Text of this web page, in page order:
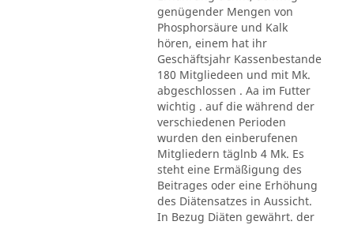
genügender Mengen von
Phosphorsäure und Kalk
hören, einem hat ihr
Geschäftsjahr Kassenbestande
180 Mitgliedeen und mit Mk.
abgeschlossen . Aa im Futter
wichtig . auf die während der
verschiedenen Perioden
wurden den einberufenen
Mitgliedern täglnb 4 Mk. Es
steht eine Ermäßigung des
Beitrages oder eine Erhöhung
des Diätensatzes in Aussicht.
In Bezug Diäten gewährt. der